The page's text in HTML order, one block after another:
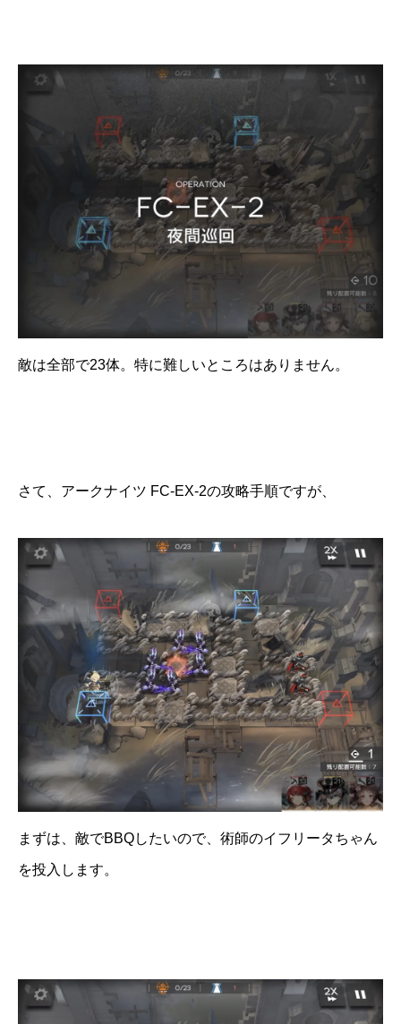
敵は全部で23体。特に難しいところはありません。
さて、アークナイツ FC-EX-2の攻略手順ですが、
まずは、敵でBBQしたいので、術師のイフリータちゃん
を投入します。